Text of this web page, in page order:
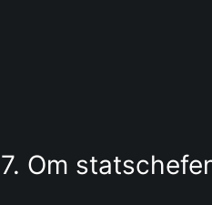
7. Om